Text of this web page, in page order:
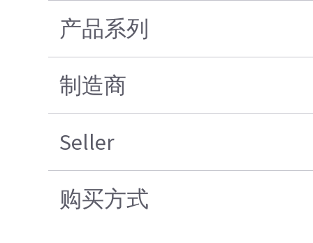
产品系列
制造商
Seller
购买方式